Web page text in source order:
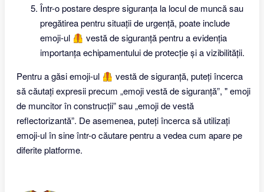
Într-o postare despre siguranța la locul de muncă sau
pregătirea pentru situații de urgență, poate include
emoji-ul 🦺 vestă de siguranță pentru a evidenția
importanța echipamentului de protecție și a vizibilității.
Pentru a găsi emoji-ul 🦺 vestă de siguranță, puteți încerca
să căutați expresii precum „emoji vestă de siguranță”, " emoji
de muncitor în construcții” sau „emoji de vestă
reflectorizantă”. De asemenea, puteți încerca să utilizați
emoji-ul în sine într-o căutare pentru a vedea cum apare pe
diferite platforme.